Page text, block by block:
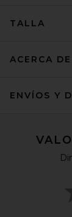
TALLA
ACERCA
ENVÍOS Y